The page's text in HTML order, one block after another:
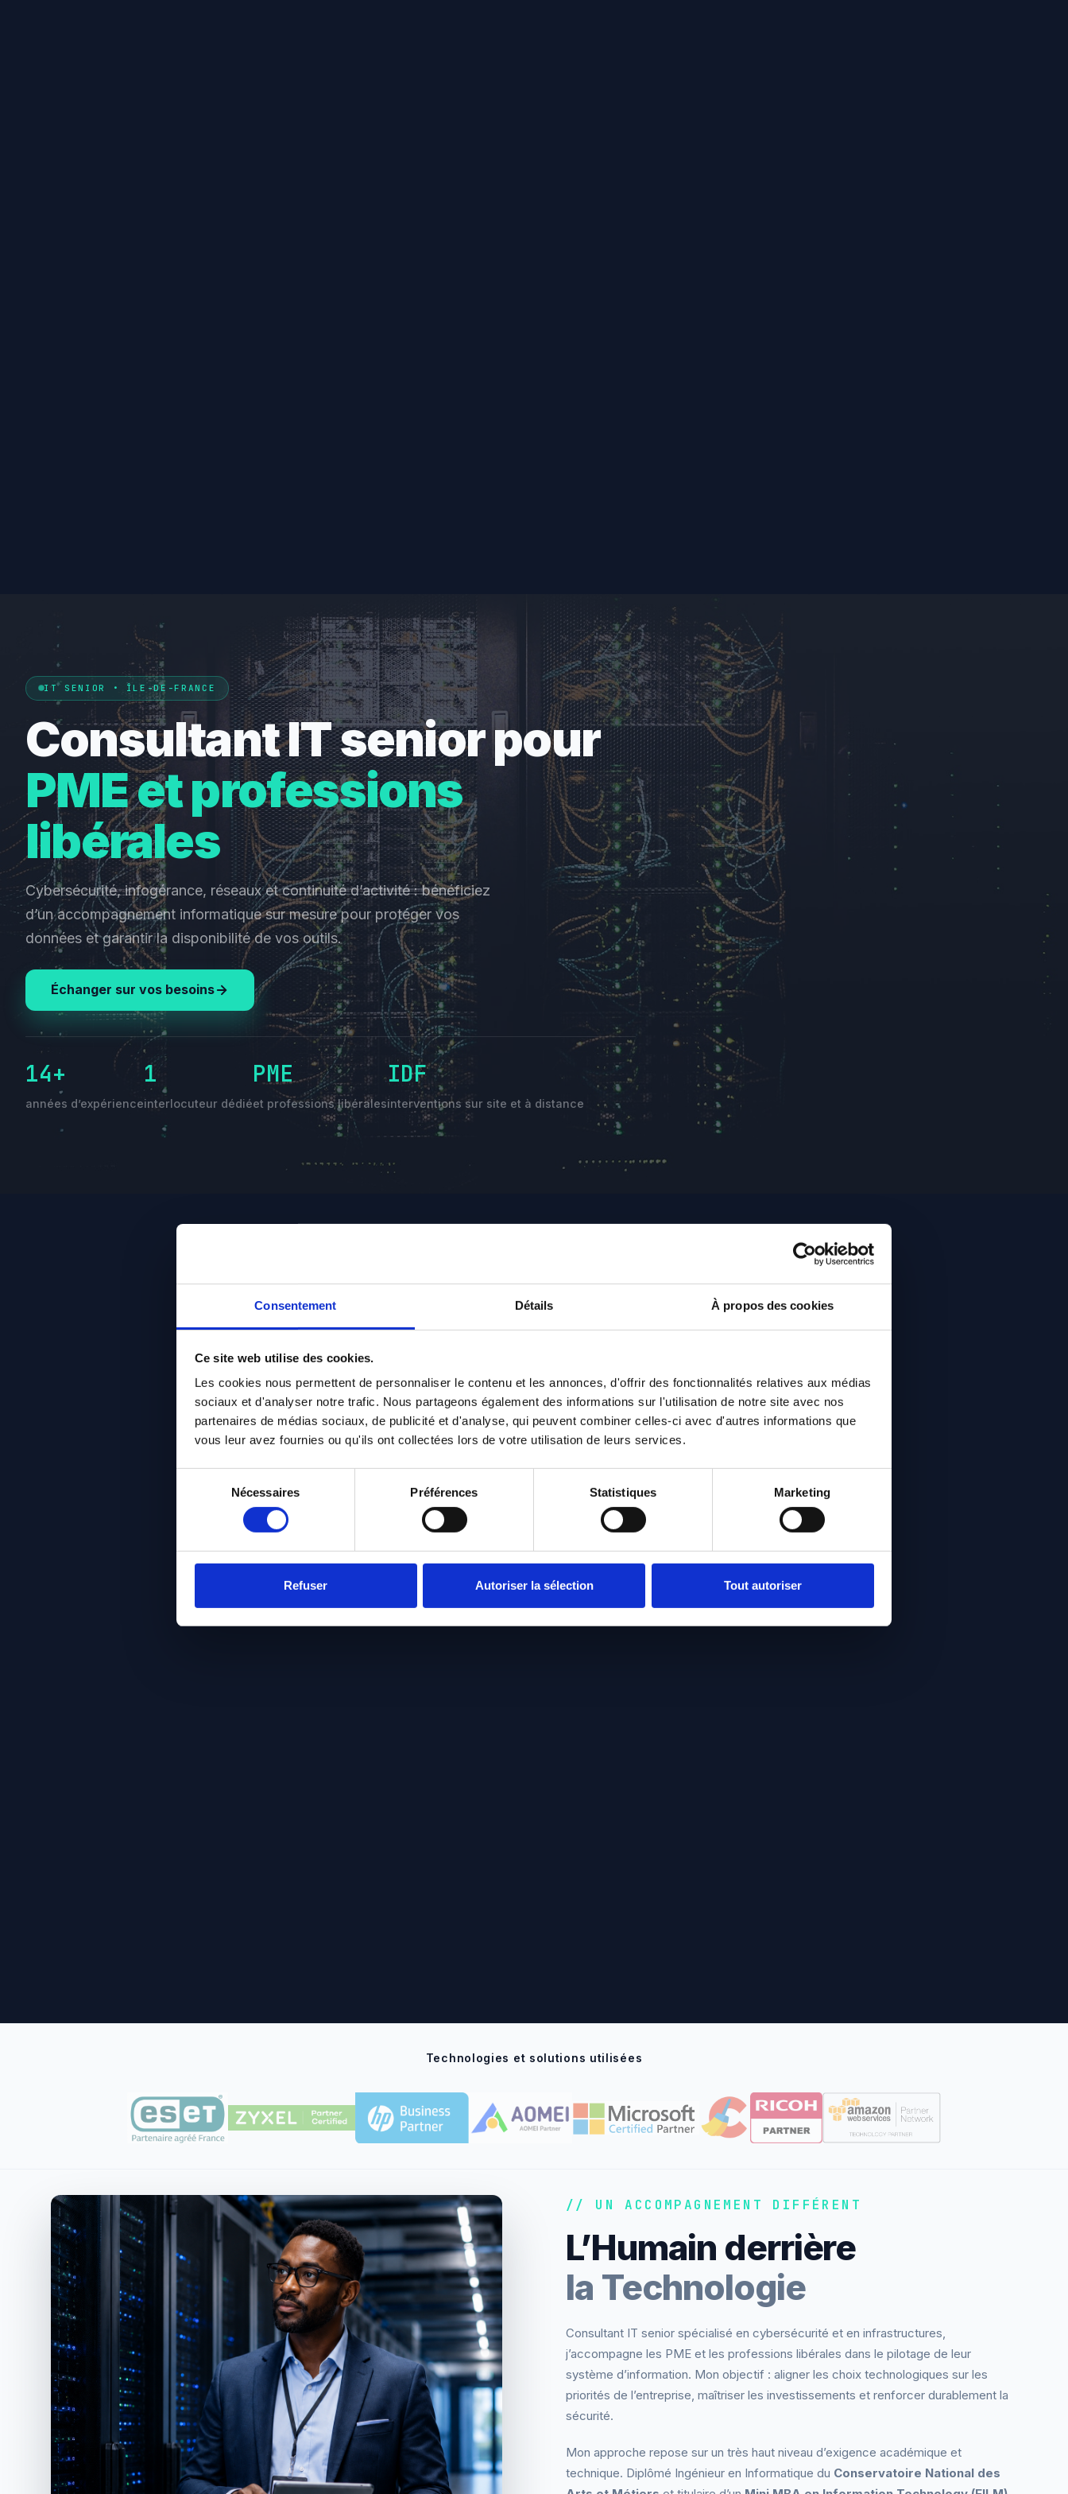
Consentement Détails À propos des cookies
Ce site web utilise des cookies.
Les cookies nous permettent de personnaliser le contenu et les annonces, d'offrir des fonctionnalités relatives aux médias
sociaux et d'analyser notre trafic. Nous partageons également des informations sur l'utilisation de notre site avec nos
partenaires de médias sociaux, de publicité et d'analyse, qui peuvent combiner celles-ci avec d'autres informations que
vous leur avez fournies ou qu'ils ont collectées lors de votre utilisation de leurs services.
consentement
Nécessaires Préférences Statistiques Marketing
Refuser Autoriser la sélection Tout autoriser
IT SENIOR • ÎLE-DE-FRANCE
Consultant IT senior pour
PME et professions
libérales
Cybersécurité, infogérance, réseaux et continuité d’activité : bénéficiez
d’un accompagnement informatique sur mesure pour protéger vos
données et garantir la disponibilité de vos outils.
Échanger sur vos besoins
14+
années d’expérience
1
interlocuteur dédié
PME
et professions libérales
IDF
interventions sur site et à distance
Technologies et solutions utilisées
// UN ACCOMPAGNEMENT DIFFÉRENT
L’Humain derrière
la Technologie
Consultant IT senior spécialisé en cybersécurité et en infrastructures,
j’accompagne les PME et les professions libérales dans le pilotage de leur
système d’information. Mon objectif : aligner les choix technologiques sur les
priorités de l’entreprise, maîtriser les investissements et renforcer durablement la
sécurité.
Mon approche repose sur un très haut niveau d’exigence académique et
technique. Diplômé Ingénieur en Informatique du Conservatoire National des